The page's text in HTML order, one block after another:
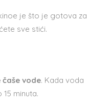
je što je gotova za
sve stići.
čaše vode. Kada voda
minuta.